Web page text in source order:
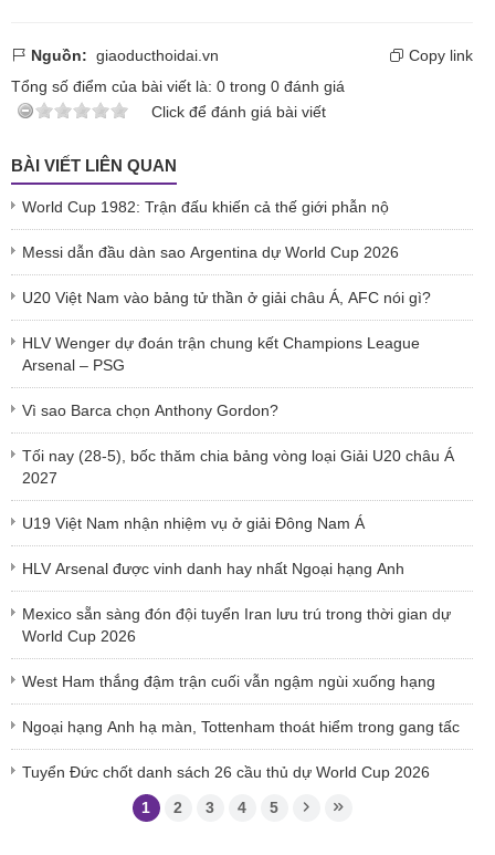
Nguồn: giaoducthoidai.vn
Copy link
Tổng số điểm của bài viết là: 0 trong 0 đánh giá
Click để đánh giá bài viết
BÀI VIẾT LIÊN QUAN
World Cup 1982: Trận đấu khiến cả thế giới phẫn nộ
Messi dẫn đầu dàn sao Argentina dự World Cup 2026
U20 Việt Nam vào bảng tử thần ở giải châu Á, AFC nói gì?
HLV Wenger dự đoán trận chung kết Champions League
Arsenal – PSG
Vì sao Barca chọn Anthony Gordon?
Tối nay (28-5), bốc thăm chia bảng vòng loại Giải U20 châu Á
2027
U19 Việt Nam nhận nhiệm vụ ở giải Đông Nam Á
HLV Arsenal được vinh danh hay nhất Ngoại hạng Anh
Mexico sẵn sàng đón đội tuyển Iran lưu trú trong thời gian dự
World Cup 2026
West Ham thắng đậm trận cuối vẫn ngậm ngùi xuống hạng
Ngoại hạng Anh hạ màn, Tottenham thoát hiểm trong gang tấc
Tuyển Đức chốt danh sách 26 cầu thủ dự World Cup 2026
1 2 3 4 5